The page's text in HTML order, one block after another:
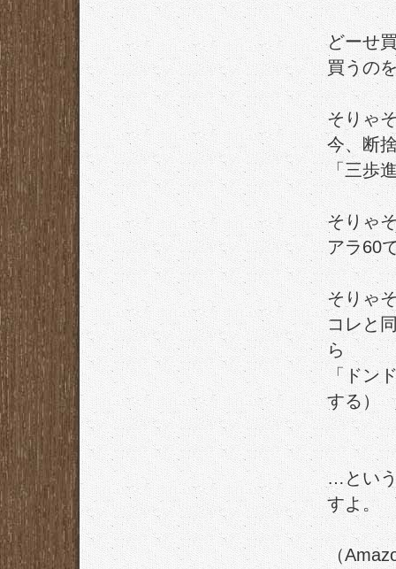
どーせ
買うの
そりゃ
今、断
「三歩
そりゃ
アラ60
そりゃ
コレと
ら
「ドン
する）
…という
すよ。
（